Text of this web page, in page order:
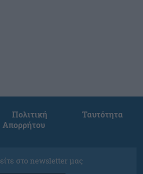
Πολιτική
Απορρήτου
Ταυτότητα
στο newsletter μας